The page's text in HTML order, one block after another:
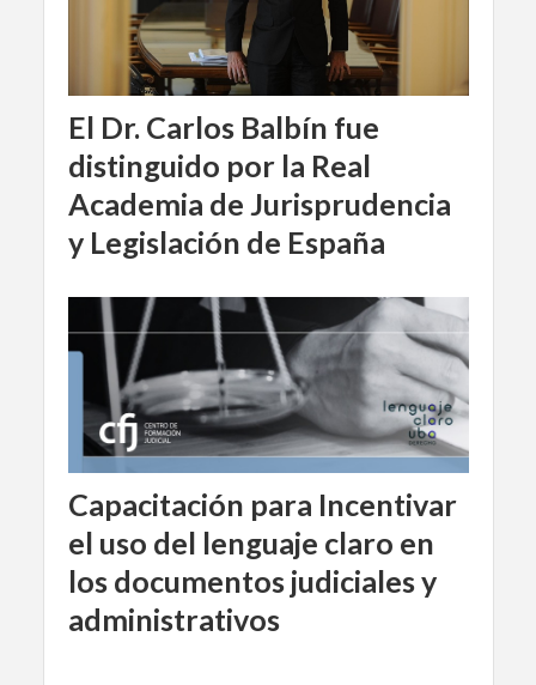
El Dr. Carlos Balbín fue
distinguido por la Real
Academia de Jurisprudencia
y Legislación de España
Capacitación para Incentivar
el uso del lenguaje claro en
los documentos judiciales y
administrativos